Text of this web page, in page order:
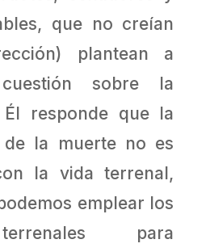
que no creían
plantean a
sobre la
Él responde que la
de la muerte no es
la vida terrenal,
emplear los
para